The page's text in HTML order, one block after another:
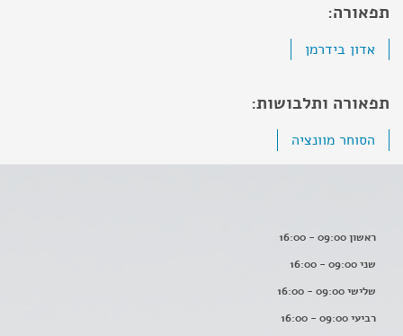
תפאורה:
אדון בידרמן
תפאורה ותלבושות:
הסוחר מוונציה
ראשון 09:00 - 16:00
שני 09:00 - 16:00
שלישי 09:00 - 16:00
רביעי 09:00 - 16:00